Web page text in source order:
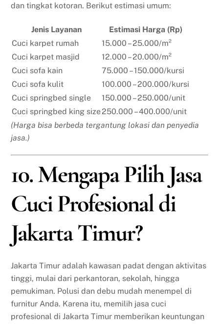
dan tingkat kotoran. Berikut estimasi umum:
Jenis Layanan
Estimasi Harga (Rp)
Cuci karpet rumah
15.000 – 25.000/m²
Cuci karpet masjid
12.000 – 20.000/m²
Cuci sofa kain
75.000 – 150.000/kursi
Cuci sofa kulit
100.000 – 200.000/kursi
Cuci springbed single
150.000 – 250.000/unit
Cuci springbed king size250.000 – 400.000/unit
(Harga bisa berbeda tergantung lokasi dan penyedia
jasa.)
10. Mengapa Pilih Jasa
Cuci Profesional di
Jakarta Timur?
Jakarta Timur adalah kawasan padat dengan aktivitas
tinggi, mulai dari perkantoran, sekolah, hingga
pemukiman. Polusi dan debu mudah menempel di
furnitur Anda. Karena itu, memilih jasa cuci
profesional di Jakarta Timur memberikan keuntungan